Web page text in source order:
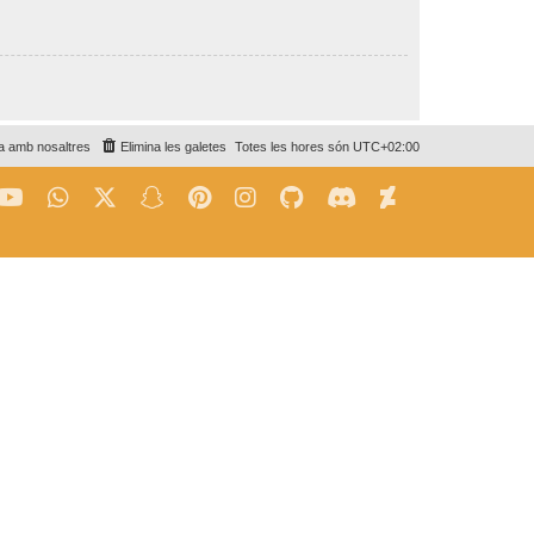
Totes les hores són UTC+02:00
Elimina les galetes
amb nosaltres